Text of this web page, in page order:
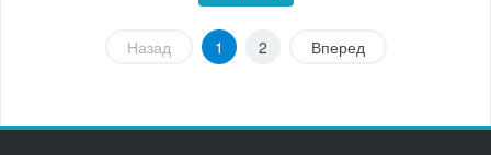
Назад 1 2 Вперед